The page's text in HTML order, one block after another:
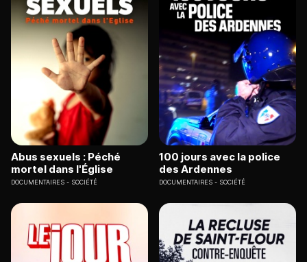
Abus sexuels : Péché
mortel dans l'Église
DOCUMENTAIRES SOCIÉTÉ
100 jours avec la police
des Ardennes
DOCUMENTAIRES SOCIÉTÉ